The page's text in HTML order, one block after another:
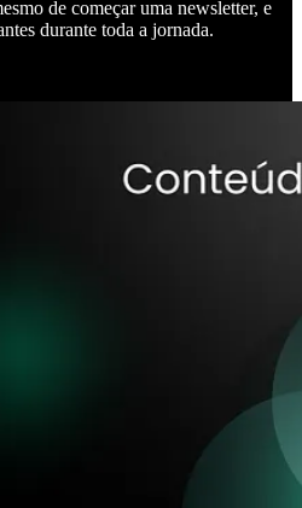
de começar uma newsletter, e
durante toda a jornada.